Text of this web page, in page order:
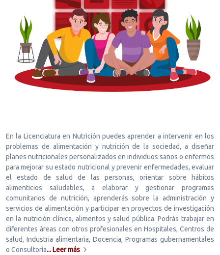
En la Licenciatura en Nutrición puedes aprender a intervenir en los
problemas de alimentación y nutrición de la sociedad, a diseñar
planes nutricionales personalizados en individuos sanos o enfermos
para mejorar su estado nutricional y prevenir enfermedades, evaluar
el estado de salud de las personas, orientar sobre hábitos
alimenticios saludables, a elaborar y gestionar programas
comunitarios de nutrición, aprenderás sobre la administración y
servicios de alimentación y participar en proyectos de investigación
en la nutrición clínica, alimentos y salud pública. Podrás trabajar en
diferentes áreas con otros profesionales en Hospitales, Centros de
salud, Industria alimentaria, Docencia, Programas gubernamentales
o Consultoría... Leer más